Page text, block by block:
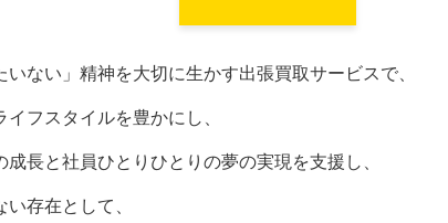
いない」精神を大切に生かす出張買取サービスで、
フスタイルを豊かにし、
長と社員ひとりひとりの夢の実現を支援し、
存在として、